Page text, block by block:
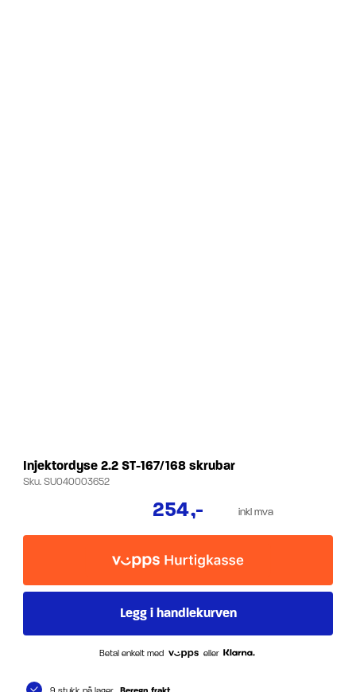
Injektordyse 2.2 ST-167/168 skrubar
Sku.SU040003652
254,- inkl mva
Betal enkelt med eller